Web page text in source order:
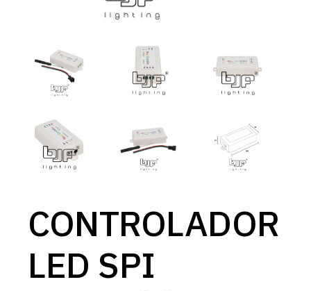
CONTROLADOR
LED SPI